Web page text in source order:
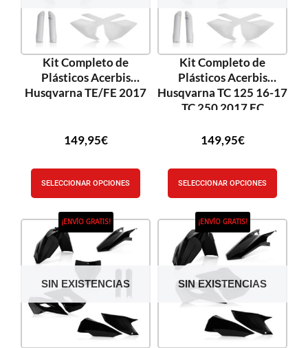
Kit Completo de
Plásticos Acerbis
Husqvarna TE/FE 2017
149,95€
SELECCIONAR OPCIONES
Kit Completo de
Plásticos Acerbis
Husqvarna TC 125 16-17
TC 250 2017 FC
149,95€
SELECCIONAR OPCIONES
SIN EXISTENCIAS
¡ENVÍO GRATIS!
SIN EXISTENCIAS
¡ENVÍO GRATIS!